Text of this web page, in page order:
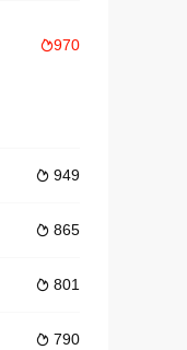
970
 949
 865
 801
 790